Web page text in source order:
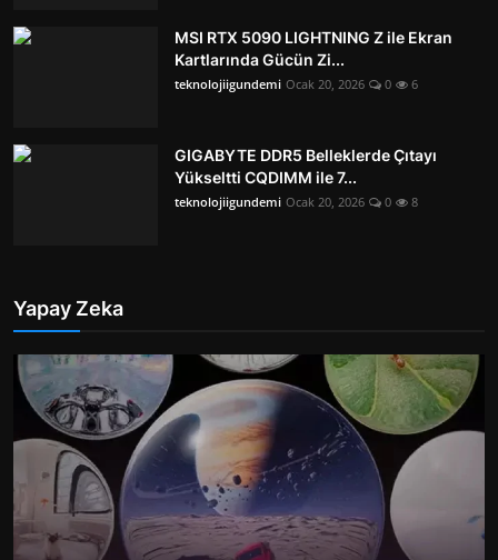
MSI RTX 5090 LIGHTNING Z ile Ekran
Kartlarında Gücün Zi...
teknolojiigundemi Ocak 20, 2026 0 6
GIGABYTE DDR5 Belleklerde Çıtayı
Yükseltti CQDIMM ile 7...
teknolojiigundemi Ocak 20, 2026 0 8
Yapay Zeka